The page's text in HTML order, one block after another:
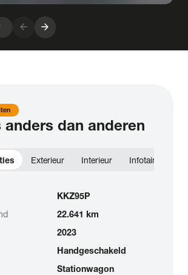
arrow_forward arrow_forward
anders dan anderen
Exterieur Interieur Infotainment
KKZ95P
22.641 km
2023
Handgeschakeld
Stationwagon